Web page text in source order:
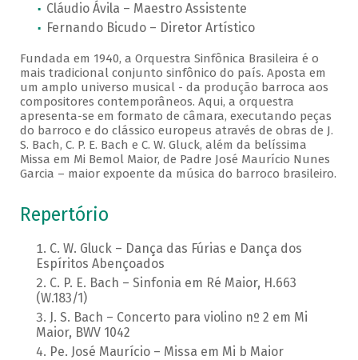
Cláudio Ávila – Maestro Assistente
Fernando Bicudo – Diretor Artístico
Fundada em 1940, a Orquestra Sinfônica Brasileira é o
mais tradicional conjunto sinfônico do país. Aposta em
um amplo universo musical - da produção barroca aos
compositores contemporâneos. Aqui, a orquestra
apresenta-se em formato de câmara, executando peças
do barroco e do clássico europeus através de obras de J.
S. Bach, C. P. E. Bach e C. W. Gluck, além da belíssima
Missa em Mi Bemol Maior, de Padre José Maurício Nunes
Garcia – maior expoente da música do barroco brasileiro.
Repertório
C. W. Gluck – Dança das Fúrias e Dança dos
Espíritos Abençoados
C. P. E. Bach – Sinfonia em Ré Maior, H.663
(W.183/1)
J. S. Bach – Concerto para violino nº 2 em Mi
Maior, BWV 1042
Pe. José Maurício – Missa em Mi b Maior